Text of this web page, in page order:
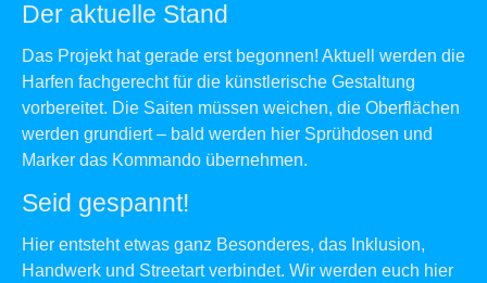
Der aktuelle Stand
Das Projekt hat gerade erst begonnen! Aktuell werden die
Harfen fachgerecht für die künstlerische Gestaltung
vorbereitet. Die Saiten müssen weichen, die Oberflächen
werden grundiert – bald werden hier Sprühdosen und
Marker das Kommando übernehmen.
Seid gespannt!
Hier entsteht etwas ganz Besonderes, das Inklusion,
Handwerk und Streetart verbindet. Wir werden euch hier